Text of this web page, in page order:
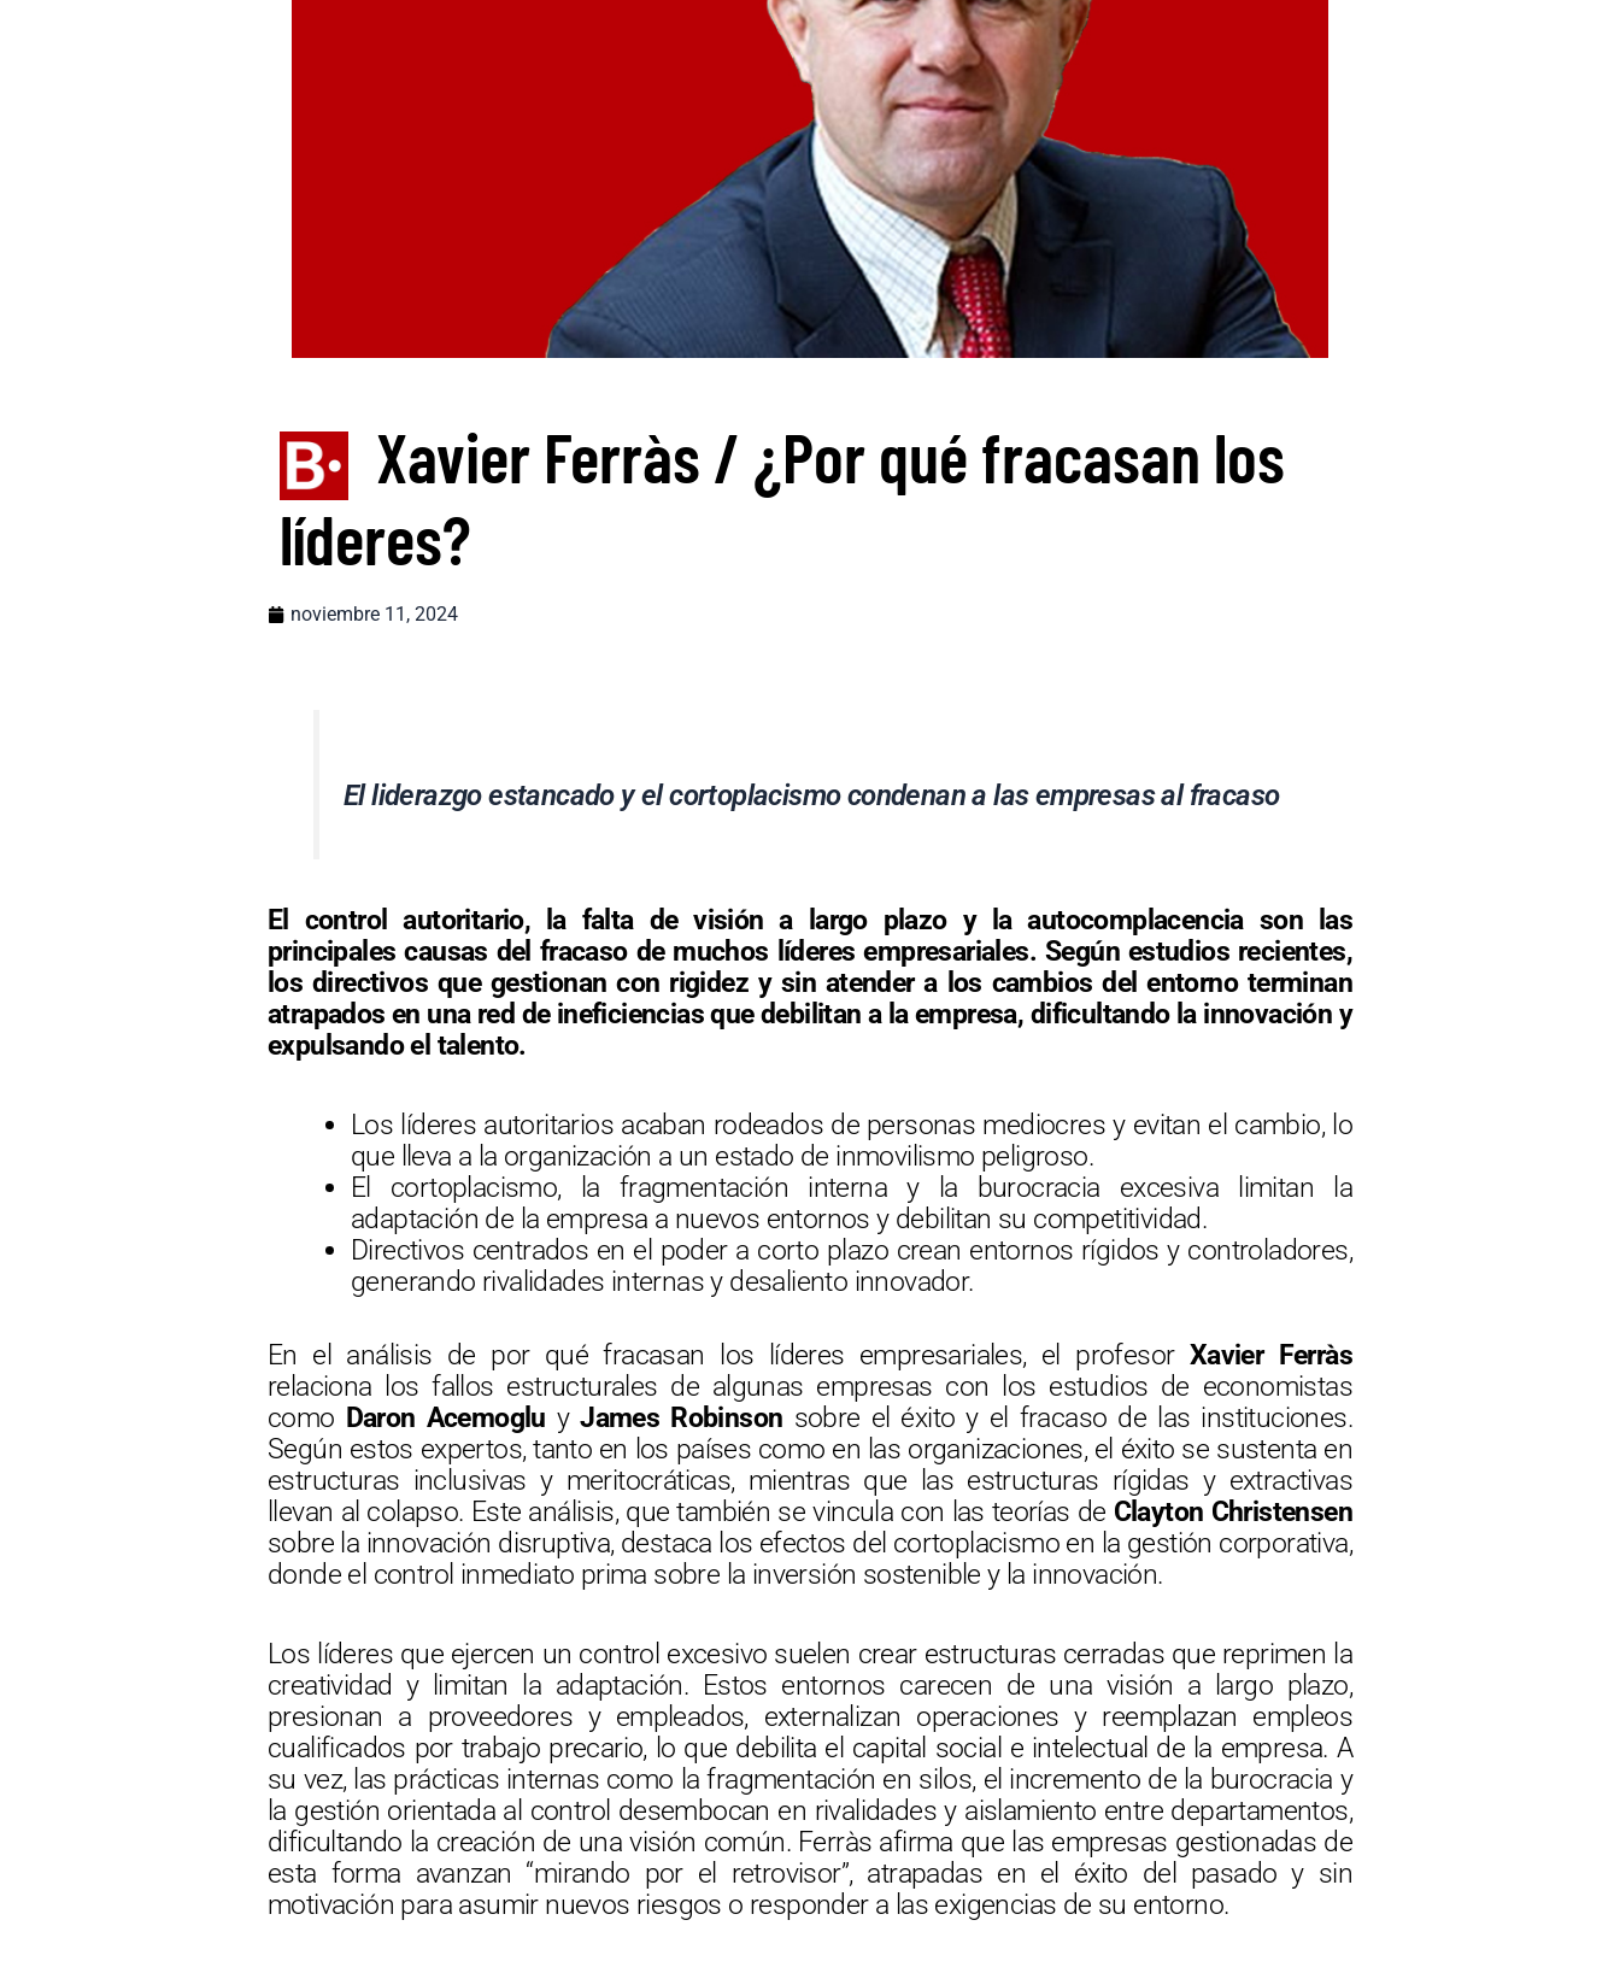
Xavier Ferràs / ¿Por qué fracasan los
líderes?
noviembre 11, 2024
El liderazgo estancado y el cortoplacismo condenan a las empresas al fracaso
El control autoritario, la falta de visión a largo plazo y la autocomplacencia son las
principales causas del fracaso de muchos líderes empresariales. Según estudios recientes,
los directivos que gestionan con rigidez y sin atender a los cambios del entorno terminan
atrapados en una red de ineficiencias que debilitan a la empresa, dificultando la innovación y
expulsando el talento.
Los líderes autoritarios acaban rodeados de personas mediocres y evitan el cambio, lo
que lleva a la organización a un estado de inmovilismo peligroso.
El cortoplacismo, la fragmentación interna y la burocracia excesiva limitan la
adaptación de la empresa a nuevos entornos y debilitan su competitividad.
Directivos centrados en el poder a corto plazo crean entornos rígidos y controladores,
generando rivalidades internas y desaliento innovador.
En el análisis de por qué fracasan los líderes empresariales, el profesor Xavier Ferràs
relaciona los fallos estructurales de algunas empresas con los estudios de economistas
como Daron Acemoglu yJames Robinson sobre el éxito y el fracaso de las instituciones.
Según estos expertos, tanto en los países como en las organizaciones, el éxito se sustenta en
estructuras inclusivas y meritocráticas, mientras que las estructuras rígidas y extractivas
llevan al colapso. Este análisis, que también se vincula con las teorías de Clayton Christensen
sobre la innovación disruptiva, destaca los efectos del cortoplacismo en la gestión corporativa,
donde el control inmediato prima sobre la inversión sostenible y la innovación.
Los líderes que ejercen un control excesivo suelen crear estructuras cerradas que reprimen la
creatividad y limitan la adaptación. Estos entornos carecen de una visión a largo plazo,
presionan a proveedores y empleados, externalizan operaciones y reemplazan empleos
cualificados por trabajo precario, lo que debilita el capital social e intelectual de la empresa. A
su vez, las prácticas internas como la fragmentación en silos, el incremento de la burocracia y
la gestión orientada al control desembocan en rivalidades y aislamiento entre departamentos,
dificultando la creación de una visión común. Ferràs afirma que las empresas gestionadas de
esta forma avanzan “mirando por el retrovisor”, atrapadas en el éxito del pasado y sin
motivación para asumir nuevos riesgos o responder a las exigencias de su entorno.